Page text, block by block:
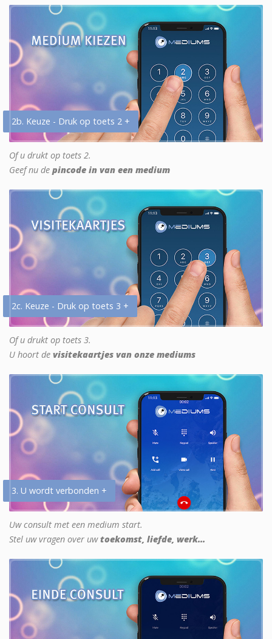
2b. Keuze - Druk op toets 2 +
Of u drukt op toets 2.
Geef nu de pincode in van een medium
2c. Keuze - Druk op toets 3 +
Of u drukt op toets 3.
U hoort de visitekaartjes van onze mediums
3. U wordt verbonden +
Uw consult met een medium start.
Stel uw vragen over uwtoekomst, liefde, werk...